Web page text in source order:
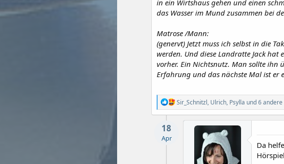
in ein Wirtshaus gehen und einen
das Wasser im Mund zusammen bei
Matrose /Mann:
(genervt) Jetzt muss ich selbst in die
werden. Und diese Landratte Jack hat
vorher. Ein Nichtsnutz. Man sollte ihn
Erfahrung und das nächste Mal ist er
R
e
a
Sir_Schnitzl, Ulrich, Psylla und 6 andere
18
Apr
Da